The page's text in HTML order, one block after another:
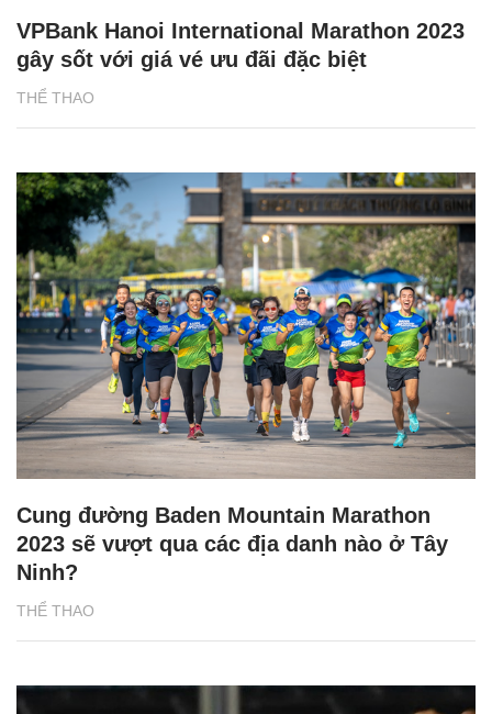
THỂ THAO
VPBank Hanoi International Marathon 2023
gây sốt với giá vé ưu đãi đặc biệt
THỂ THAO
Cung đường Baden Mountain Marathon
2023 sẽ vượt qua các địa danh nào ở Tây
Ninh?